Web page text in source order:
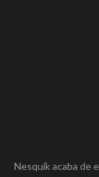
Nesquik acaba de